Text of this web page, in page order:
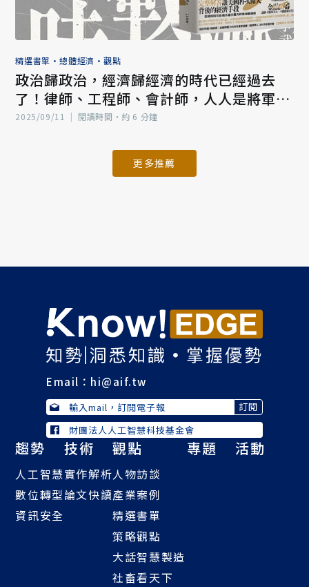
精選書單 •總體經濟 •觀點
政治歸政治，經濟歸經濟的時代已經過去
了！律師、工程師、會計師，人人是將軍，
處處是戰場
2025/09/11 | 閱讀時間‧約 6 分鐘
更多推薦
Email： hi@aif.tw
財團法人人工智慧科技基金會
趨勢
人工智慧
數位轉型
資訊安全
技術
實作解析
論文快讀
觀點
人物訪談
產業案例
精選書單
策略觀點
大話智慧製造
社畜看天下
專題 活動